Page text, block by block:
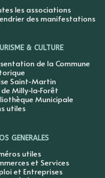
les associations
des manifestations
& CULTURE
de la Commune
Saint-Martin
de Milly-la-Forêt
Municipale
utiles
GENERALES
utiles
et Services
et Entreprises